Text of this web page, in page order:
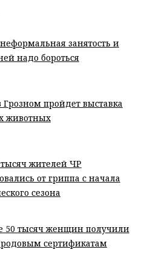
занятость и
надо бороться
Грозном пройдет выставка
животных
жителей ЧР
от гриппа с начала
сезона
50 тысяч женщин получили
родовым сертификатам